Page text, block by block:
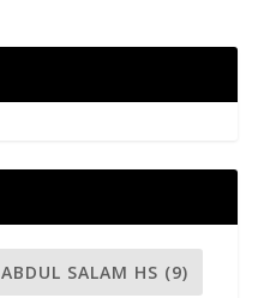
ABDUL SALAM HS (9)